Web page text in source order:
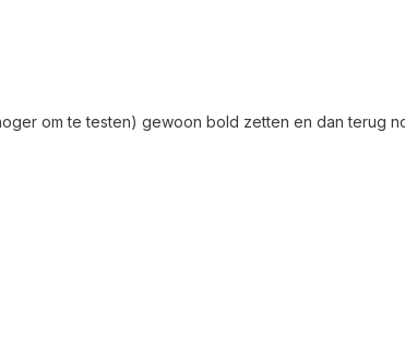
om te testen) gewoon bold zetten en dan terug